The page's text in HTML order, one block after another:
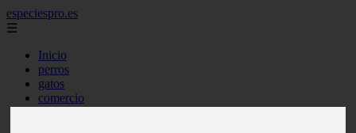
especiespro.es
☰
Inicio
perros
gatos
comercio